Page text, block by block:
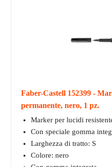
Faber-Castell 152399 -
permanente, nero, 1 pz.
Marker per lucidi
Con speciale gomma
Larghezza di tratto: S
Colore: nero